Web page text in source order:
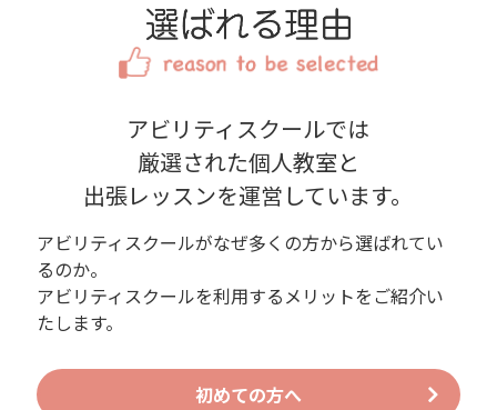
アビリティスクールでは
厳選された個人教室と
出張レッスンを運営しています。
アビリティスクールがなぜ多くの方から選ばれてい
るのか。
アビリティスクールを利用するメリットをご紹介い
たします。
初めての方へ